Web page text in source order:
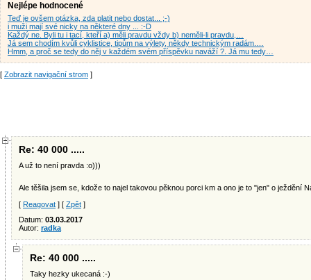
Nejlépe hodnocené
Teď je ovšem otázka, zda platit nebo dostat... ;-)
i muži mají své nicky na některé dny ... :-D
Každý ne. Byli tu i tací, kteří a) měli pravdu vždy b) neměli-li pravdu,…
Já sem chodím kvůli cyklistice, tipům na výlety, někdy technickým radám.…
Hmm, a proč se tedy do něj v každém svém příspěvku naváží ?. Já mu tedy…
[ Zobrazit navigační strom ]
Re: 40 000 .....
A už to není pravda :o)))
Ale těšila jsem se, kdože to najel takovou pěknou porci km a ono je to "jen" o ježdění
[ Reagovat ] [ Zpět ]
Datum: 03.03.2017
Autor: radka
Re: 40 000 .....
Taky hezky ukecaná :-)